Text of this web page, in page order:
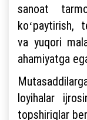
sanoat
koʻpaytirish,
va yuqori
ahamiyatga
loyihalar
topshiriqlar